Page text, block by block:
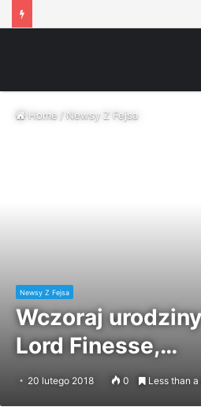
Home/Newsy Z Fejsa
Newsy Z Fejsa
Wczoraj
Lord Finesse,…
20 lutego 2018 0 Less than